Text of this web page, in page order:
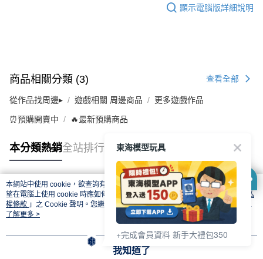
顯示電腦版詳細說明
商品相關分類 (3) 查看全部
從作品找周邊▸ 遊戲相關 周邊商品 更多遊戲作品
⏰預購開賣中 🔥最新預購商品
本分類熱銷全站排行
熱門標籤
本網站中使用 cookie，欲查詢有關本網站使用 cookie 方式之詳情，及若您不希
望在電腦上使用 cookie 時應如何變更電腦的 cookie 設定，請參閱本網站「
隱私
權條款 」之 Cookie 聲明。您繼續使用本網站即表示您同意本公司得按本網站使
用條款之 Cookie 聲明使用 cookie。
了解更多 >
我知道了
東海模型玩具
+完成會員資料 新手大禮包350